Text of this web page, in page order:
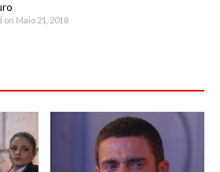
on Maio 21, 2018